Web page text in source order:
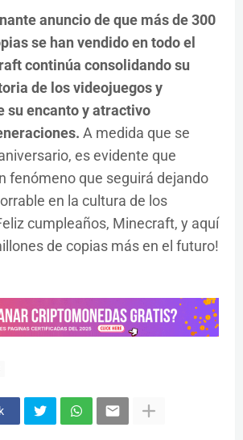
anuncio de que más de 300
se han vendido en todo el
continúa consolidando su
de los videojuegos y
su encanto y atractivo
A medida que se
es evidente que
fenómeno que seguirá dejando
en la cultura de los
cumpleaños, Minecraft, y aquí
de copias más en el futuro!